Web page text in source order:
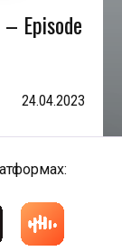
Episode
24.04.2023